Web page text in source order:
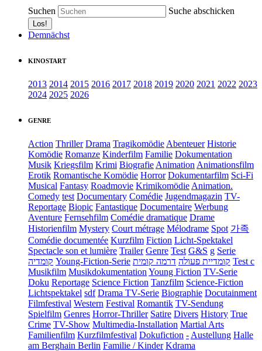
Suchen Suche abschicken
Demnächst
KINOSTART
2013 2014 2015 2016 2017 2018 2019 2020 2021 2022 2023
2024 2025 2026
GENRE
Action Thriller Drama Tragikomödie Abenteuer Historie
Komödie Romanze Kinderfilm Familie Dokumentation
Musik Kriegsfilm Krimi Biografie Animation Animationsfilm
Erotik Romantische Komödie Horror Dokumentarfilm Sci-Fi
Musical Fantasy Roadmovie Krimikomödie Animation.
Comedy test Documentary Comédie Jugendmagazin TV-
Reportage Biopic Fantastique Documentaire Werbung
Aventure Fernsehfilm Comédie dramatique Drame
Historienfilm Mystery Court métrage Mélodrame Spot 가족
Comédie documentée Kurzfilm Fiction Licht-Spektakel
Spectacle son et lumière Trailer Genre Test G&S g Serie
קומדיה Young-Fiction-Serie קומדיית פעולה דרמה קומית
Test c
Musikfilm Musikdokumentation Young Fiction TV-Serie
Doku Reportage Science Fiction Tanzfilm Science-Fiction
Lichtspektakel sdf Drama TV-Serie Biographie Docutainment
Filmfestival Western Festival Romantik TV-Sendung
Spielfilm Genres Horror-Thriller Satire Divers History True
Crime TV-Show Multimedia-Installation Martial Arts
Familienfilm Kurzfilmfestival Dokufiction - Austellung Halle
am Berghain Berlin Familie / Kinder Kdrama